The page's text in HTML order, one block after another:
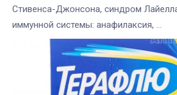
Стивенса-Джонсона, синдром
иммунной системы: анафилаксия, ...